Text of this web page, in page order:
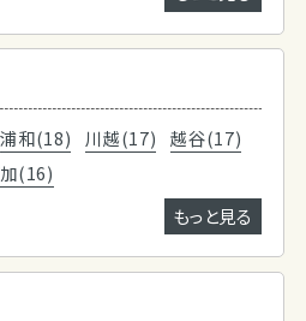
浦和(18) 川越(17)
越谷(17)
(16)
もっと見る